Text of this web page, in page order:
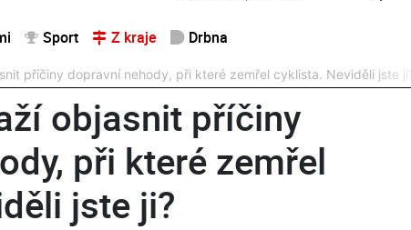
Sport Z kraje Drbna
příčiny dopravní nehody, při které zemřel cyklista. Neviděli jste ji?
objasnit příčiny
při které zemřel
jste ji?